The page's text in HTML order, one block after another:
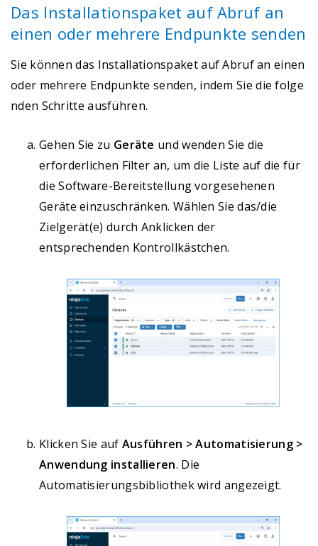
Das Installationspaket auf Abruf an
einen oder mehrere Endpunkte senden
Sie können das Installationspaket auf Abruf an einen
oder mehrere Endpunkte senden, indem Sie die folge
nden Schritte ausführen.
Gehen Sie zu Geräte und wenden Sie die
erforderlichen Filter an, um die Liste auf die für
die Software-Bereitstellung vorgesehenen
Geräte einzuschränken. Wählen Sie das/die
Zielgerät(e) durch Anklicken der
entsprechenden Kontrollkästchen.
Klicken Sie auf Ausführen > Automatisierung >
Anwendung installieren. Die
Automatisierungsbibliothek wird angezeigt.